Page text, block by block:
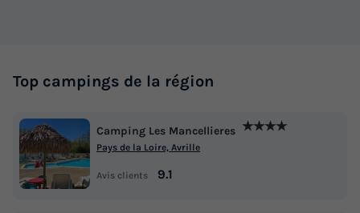
Top campings de la région
Camping Les Mancellieres ★★★★
Pays de la Loire, Avrille
Avis clients 9.1